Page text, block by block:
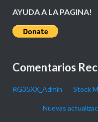
AYUDA A LA PAGINA!
Comentarios
RG35XX_Admin Stock
Nuevas